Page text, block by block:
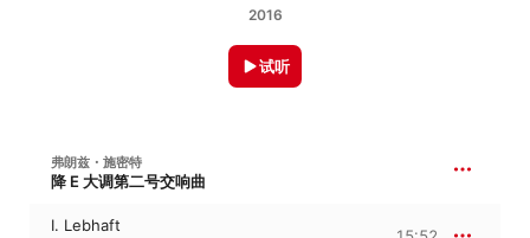
2016
试听
弗朗兹・施密特
降 E 大调第二号交响曲
I. Lebhaft